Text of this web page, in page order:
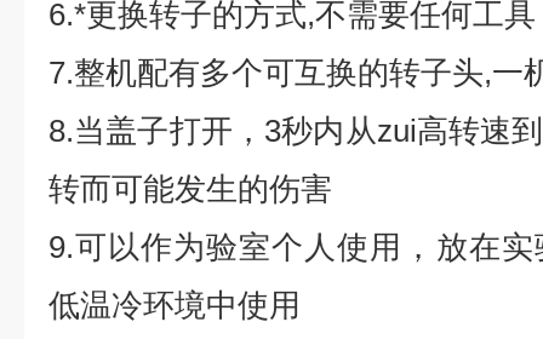
6.*更换转子的方式,不需要任何工
7.整机配有多个可互换的转子头,一
8.当盖子打开，3秒内从zui高转速
转而可能发生的伤害
9.可以作为验室个人使用，放在
低温冷环境中使用